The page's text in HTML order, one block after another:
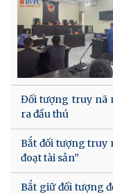
Đối tượng truy nã
ra đầu thú
Bắt đối tượng truy
đoạt tài sản”
Bắt giữ đối tượng